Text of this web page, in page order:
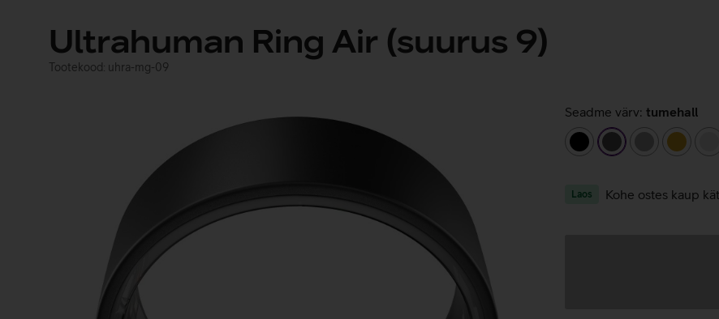
Ultrahuman Ring Air (suurus 9)
Tootekood: uhra-mg-09
Seadme värv: tumehall
must
tumehall kuldne
Laos Kohe ostes kaup